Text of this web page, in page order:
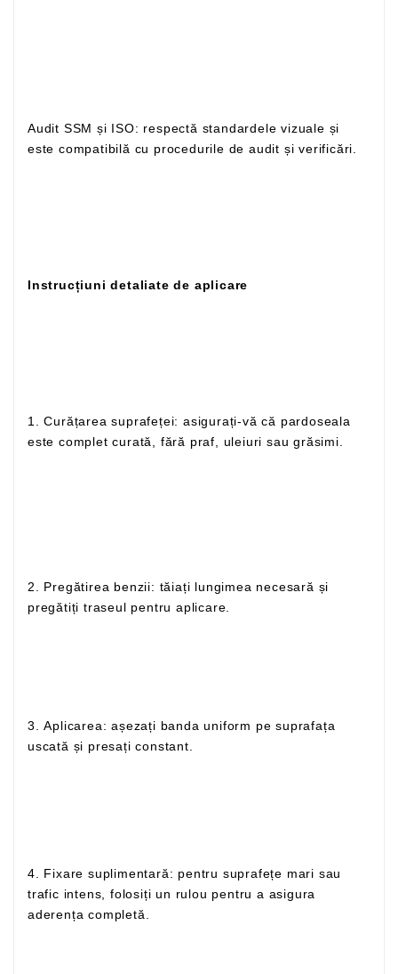
Audit SSM și ISO: respectă standardele vizuale și
este compatibilă cu procedurile de audit și verificări.
Instrucțiuni detaliate de aplicare
1. Curățarea suprafeței: asigurați-vă că pardoseala
este complet curată, fără praf, uleiuri sau grăsimi.
2. Pregătirea benzii: tăiați lungimea necesară și
pregătiți traseul pentru aplicare.
3. Aplicarea: așezați banda uniform pe suprafața
uscată și presați constant.
4. Fixare suplimentară: pentru suprafețe mari sau
trafic intens, folosiți un rulou pentru a asigura
aderența completă.